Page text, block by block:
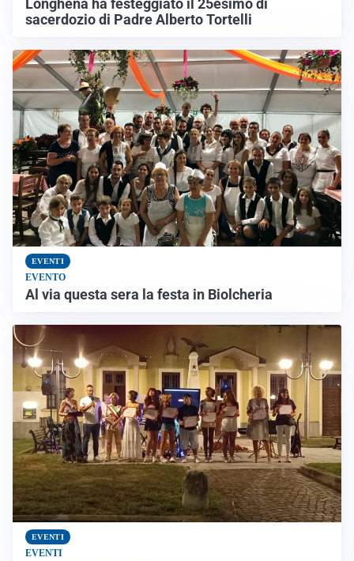
Longhena ha festeggiato il 25esimo di
sacerdozio di Padre Alberto Tortelli
EVENTI
EVENTO
Al via questa sera la festa in Biolcheria
EVENTI
EVENTI